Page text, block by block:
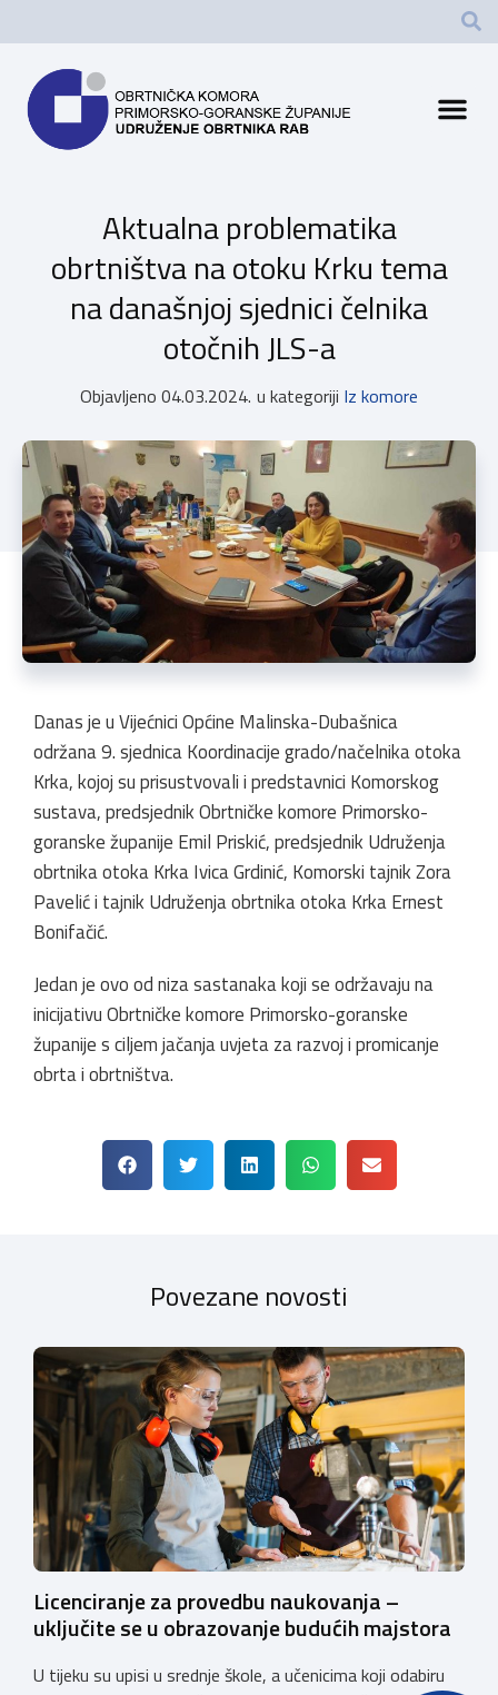
Aktualna problematika
obrtništva na otoku Krku tema
na današnjoj sjednici čelnika
otočnih JLS-a
Objavljeno 04.03.2024. u kategoriji Iz komore
Danas je u Vijećnici Općine Malinska-Dubašnica
održana 9. sjednica Koordinacije grado/načelnika otoka
Krka, kojoj su prisustvovali i predstavnici Komorskog
sustava, predsjednik Obrtničke komore Primorsko-
goranske županije Emil Priskić, predsjednik Udruženja
obrtnika otoka Krka Ivica Grdinić, Komorski tajnik Zora
Pavelić i tajnik Udruženja obrtnika otoka Krka Ernest
Bonifačić.
Jedan je ovo od niza sastanaka koji se održavaju na
inicijativu Obrtničke komore Primorsko-goranske
županije s ciljem jačanja uvjeta za razvoj i promicanje
obrta i obrtništva.
Povezane novosti
Licenciranje za provedbu naukovanja –
uključite se u obrazovanje budućih majstora
U tijeku su upisi u srednje škole, a učenicima koji odabiru